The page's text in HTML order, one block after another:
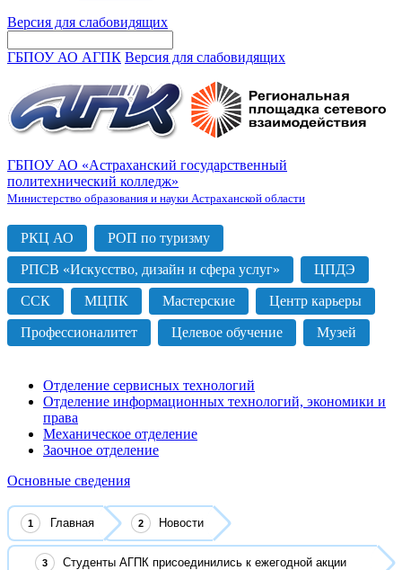
Версия для слабовидящих
ГБПОУ АО АГПК Версия для слабовидящих
ГБПОУ АО «Астраханский государственный
политехнический колледж»
Министерство образования и науки Астраханской области
РКЦ АО РОП по туризму
РПСВ «Искусство, дизайн и сфера услуг» ЦПДЭ
ССК МЦПК Мастерские Центр карьеры
Профессионалитет Целевое обучение Музей
Отделение сервисных технологий
Отделение информационных технологий, экономики и
права
Механическое отделение
Заочное отделение
Основные сведения
Главная Новости
Студенты АГПК присоединились к ежегодной акции